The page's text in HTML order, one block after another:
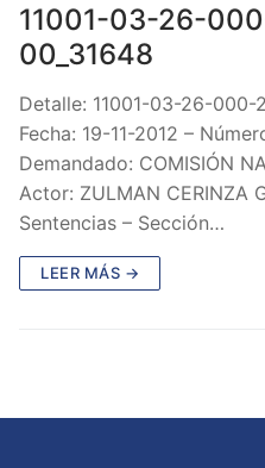
11001-03-26-
00_31648
Detalle: 11001-03-26-
Fecha: 19-11-2012 –
Demandado: COMISIÓN
Actor: ZULMAN CERINZA
Sentencias – Sección…
LEER MÁS →